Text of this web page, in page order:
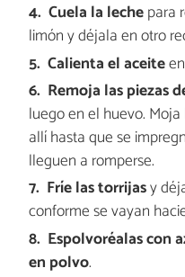
Cuela la lechepara
limón y déjala en otro
Calienta el aceite
Remoja las piezas
luego en el huevo.
allí hasta que se
lleguen a romperse.
Fríe las torrijasy
conforme se vayan
Espolvoréalas con
en polvo.